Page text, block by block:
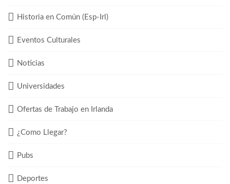
Historia en Común (Esp-Irl)
Eventos Culturales
Noticias
Universidades
Ofertas de Trabajo en Irlanda
¿Como Llegar?
Pubs
Deportes